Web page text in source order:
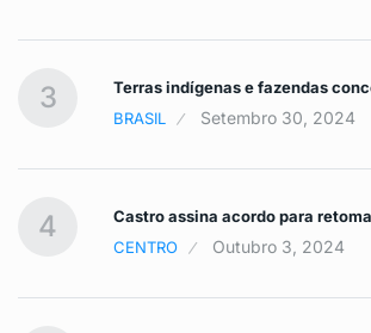
3
Terras indígenas e fazendas
BRASIL
Setembro 30, 2024
4
Castro assina acordo para
CENTRO
Outubro 3, 2024